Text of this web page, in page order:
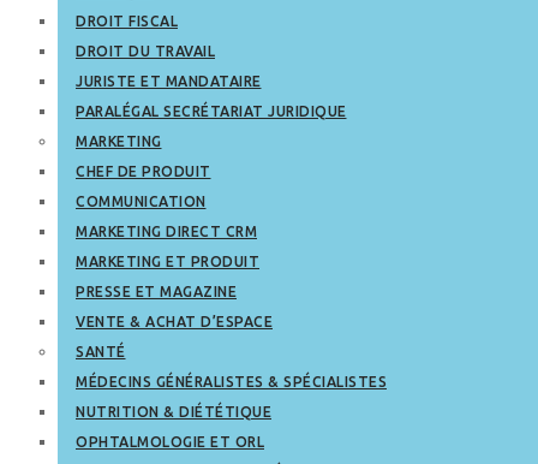
DROIT FISCAL
DROIT DU TRAVAIL
JURISTE ET MANDATAIRE
PARALÉGAL SECRÉTARIAT JURIDIQUE
MARKETING
CHEF DE PRODUIT
COMMUNICATION
MARKETING DIRECT CRM
MARKETING ET PRODUIT
PRESSE ET MAGAZINE
VENTE & ACHAT D’ESPACE
SANTÉ
MÉDECINS GÉNÉRALISTES & SPÉCIALISTES
NUTRITION & DIÉTÉTIQUE
OPHTALMOLOGIE ET ORL